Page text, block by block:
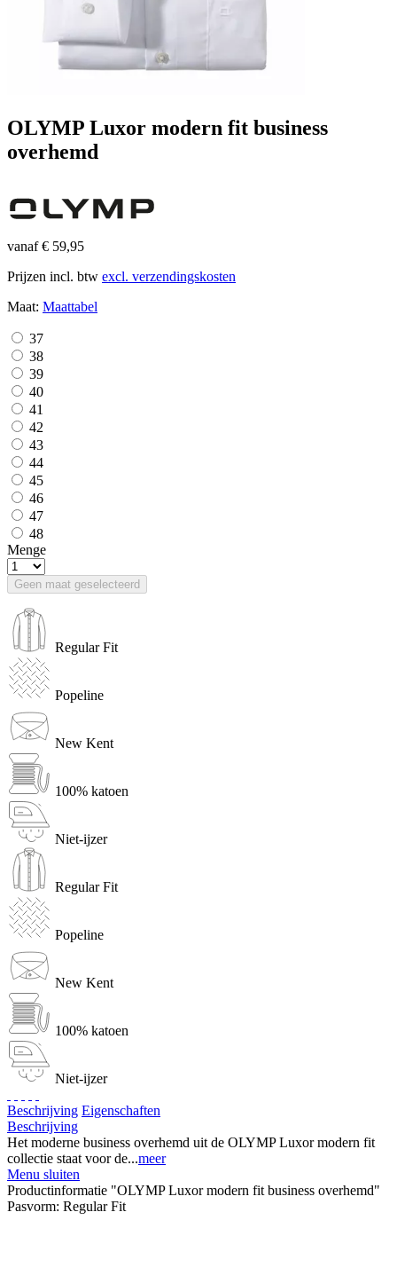
OLYMP Luxor modern fit business
overhemd
vanaf € 59,95
Prijzen incl. btw excl. verzendingskosten
Maat: Maattabel
37
38
39
40
41
42
43
44
45
46
47
48
Menge
Geen maat geselecteerd
Regular Fit
Popeline
New Kent
100% katoen
Niet-ijzer
Regular Fit
Popeline
New Kent
100% katoen
Niet-ijzer
Beschrijving Eigenschaften
Beschrijving
Het moderne business overhemd uit de OLYMP Luxor modern fit
collectie staat voor de...meer
Menu sluiten
Productinformatie "OLYMP Luxor modern fit business overhemd"
Pasvorm: Regular Fit